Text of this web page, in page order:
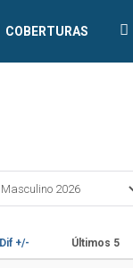
COBERTURAS
Dif +/- Últimos 5